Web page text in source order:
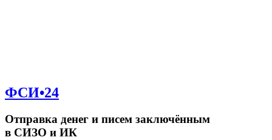
ФСИ•24
Отправка денег и писем заключённым
в СИЗО и ИК